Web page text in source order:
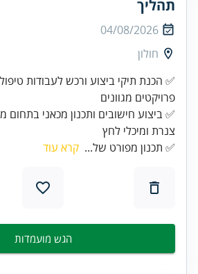
תהליך
04/08/2026
חולון
✅ הכנת תיקי ביצוע ורכש לעבודות
✅ ביצוע חישובים ותכנון מכאני בתחום
צנרת ומיכלי לחץ
✅ תכנון מפורט של... קרא עוד
הגש מועמדות